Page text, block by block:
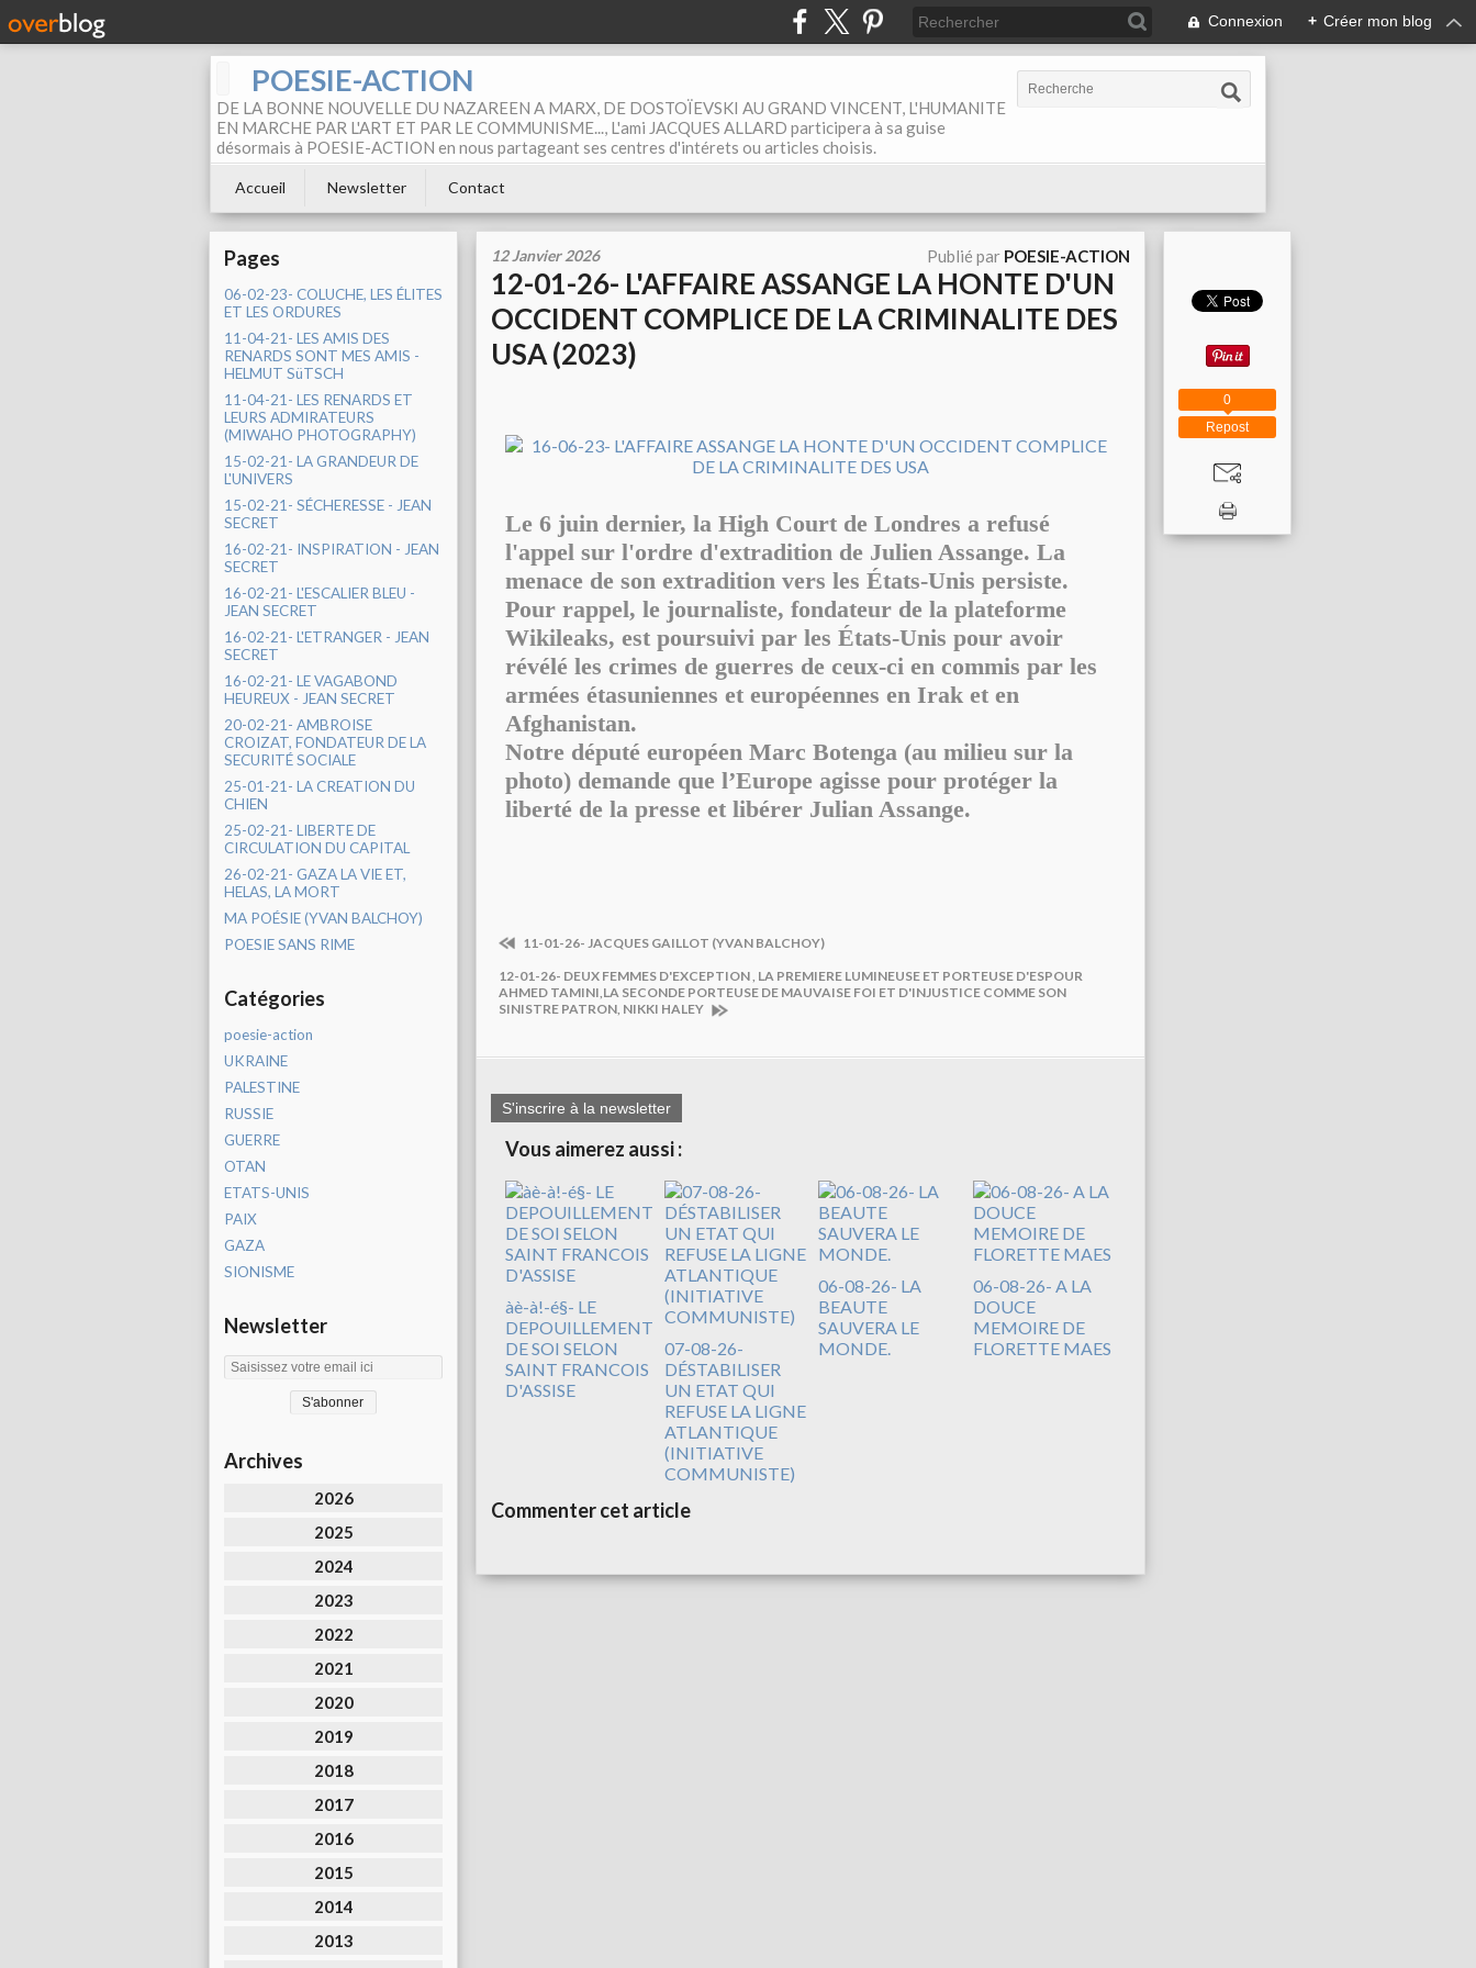
Connexion + Créer mon blog
POESIE-ACTION
DE LA BONNE NOUVELLE DU NAZAREEN A MARX, DE DOSTOÏEVSKI AU GRAND VINCENT, L'HUMANITE
EN MARCHE PAR L'ART ET PAR LE COMMUNISME..., L'ami JACQUES ALLARD participera à sa guise
désormais à POESIE-ACTION en nous partageant ses centres d'intérets ou articles choisis.
Accueil Newsletter Contact
Pages
06-02-23- COLUCHE, LES ÉLITES
ET LES ORDURES
11-04-21- LES AMIS DES
RENARDS SONT MES AMIS -
HELMUT SüTSCH
11-04-21- LES RENARDS ET
LEURS ADMIRATEURS
(MIWAHO PHOTOGRAPHY)
15-02-21- LA GRANDEUR DE
L'UNIVERS
15-02-21- SÉCHERESSE - JEAN
SECRET
16-02-21- INSPIRATION - JEAN
SECRET
16-02-21- L'ESCALIER BLEU -
JEAN SECRET
16-02-21- L'ETRANGER - JEAN
SECRET
16-02-21- LE VAGABOND
HEUREUX - JEAN SECRET
20-02-21- AMBROISE
CROIZAT, FONDATEUR DE LA
SECURITÉ SOCIALE
25-01-21- LA CREATION DU
CHIEN
25-02-21- LIBERTE DE
CIRCULATION DU CAPITAL
26-02-21- GAZA LA VIE ET,
HELAS, LA MORT
MA POÉSIE (YVAN BALCHOY)
POESIE SANS RIME
Catégories
poesie-action
UKRAINE
PALESTINE
RUSSIE
GUERRE
OTAN
ETATS-UNIS
PAIX
GAZA
SIONISME
Newsletter
Archives
2026
2025
2024
2023
2022
2021
2020
2019
2018
2017
2016
2015
2014
2013
12 Janvier 2026 Publié par POESIE-ACTION
12-01-26- L'AFFAIRE ASSANGE LA HONTE D'UN
OCCIDENT COMPLICE DE LA CRIMINALITE DES
USA (2023)
Le 6 juin dernier, la High Court de Londres a refusé
l'appel sur l'ordre d'extradition de Julien Assange. La
menace de son extradition vers les États-Unis persiste.
Pour rappel, le journaliste, fondateur de la plateforme
Wikileaks, est poursuivi par les États-Unis pour avoir
révélé les crimes de guerres de ceux-ci en commis par les
armées étasuniennes et européennes en Irak et en
Afghanistan.
Notre député européen Marc Botenga (au milieu sur la
photo) demande que l’Europe agisse pour protéger la
liberté de la presse et libérer Julian Assange.
11-01-26- JACQUES GAILLOT (YVAN BALCHOY)
12-01-26- DEUX FEMMES D'EXCEPTION , LA PREMIERE LUMINEUSE ET PORTEUSE D'ESPOUR
AHMED TAMINI,LA SECONDE PORTEUSE DE MAUVAISE FOI ET D'INJUSTICE COMME SON
SINISTRE PATRON, NIKKI HALEY
S'inscrire à la newsletter
Vous aimerez aussi :
àè-à!-é§- LE
DEPOUILLEMENT
DE SOI SELON
SAINT FRANCOIS
D'ASSISE
07-08-26-
DÉSTABILISER
UN ETAT QUI
REFUSE LA LIGNE
ATLANTIQUE
(INITIATIVE
COMMUNISTE)
06-08-26- LA
BEAUTE
SAUVERA LE
MONDE.
06-08-26- A LA
DOUCE
MEMOIRE DE
FLORETTE MAES
Commenter cet article
Repost
0